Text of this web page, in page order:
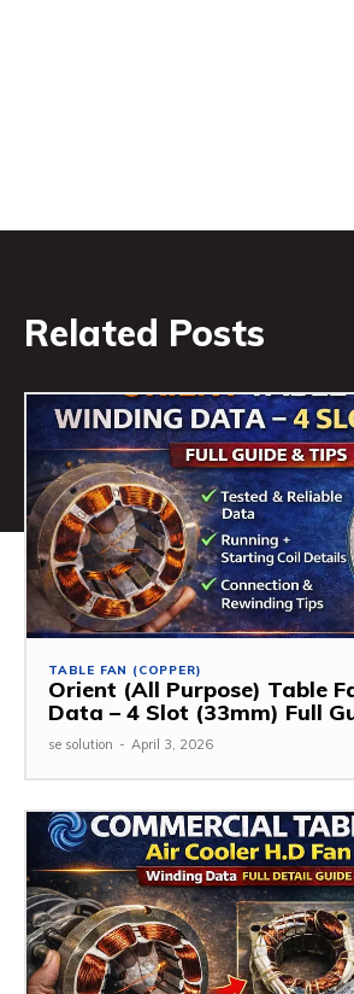
Related Posts
TABLE FAN (COPPER)
Orient (All Purpose) Table
Data – 4 Slot (33mm) Full
se solution - April 3, 2026